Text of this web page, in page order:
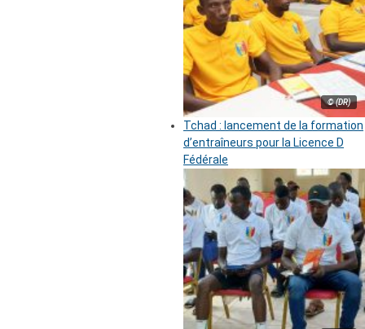
© (DR)
Tchad : lancement de la formation
d’entraîneurs pour la Licence D
Fédérale